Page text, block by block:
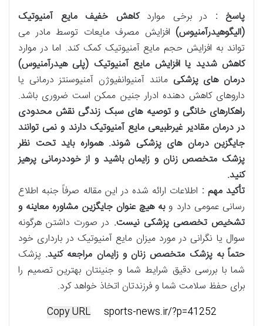
پاسخ : در برخی مواردکاهش خفیف مایع آمنیوتیک
(الیگوهیدرآمنیوس) افزایش مصرف مایعات توسط مادر می
تواند به افزایش حجم مایع آمنیوتیک کمک کند. اما در موارد
کاهش شدید یا افزایش مایع آمنیوتیک (پلی هیدرآمنیوس)
درمان های پزشکی مانند آمنیوانفیوژن آمنیوسنتز درمانی یا
داروهای کاهش دهنده ادرار جنین ممکن است ضروری باشد.
راهکارهای خانگی و توصیه های سبک زندگی نقش محدودی
در درمان مقادیر غیرطبیعی مایع آمنیوتیک دارند و نمی توانند
جایگزین درمان های پزشکی شوند. همواره باید تحت نظر
پزشک متخصص زنان و زایمان باشید و از خوددرمانی پرهیز
کنید.
تأکید مهم : اطلاعات ارائه شده در این مقاله صرفاً جنبه اطلاع
رسانی عمومی دارد وبه هیچ عنوان جایگزین مشاوره معاینه و
تشخیص تخصصی پزشکی نیست. در صورت داشتن هرگونه
سوال یا نگرانی در مورد میزان مایع آمنیوتیک در بارداری خود
حتماً به پزشک متخصص زنان و زایمان مراجعه کنید. پزشک
شما با بررسی دقیق شرایط شما و جنینتان بهترین تصمیم را
برای حفظ سلامت شما و فرزندتان اتخاذ خواهد کرد.
Copy URL